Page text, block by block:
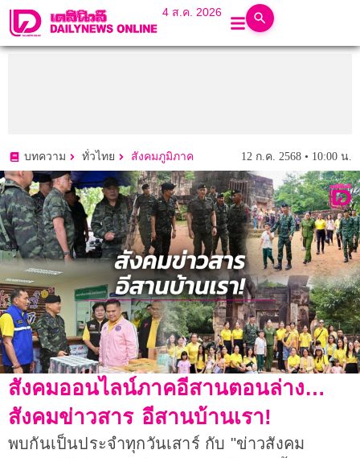
4 ส.ค. 2026
บทความ ทั่วไทย สังคมภูมิภาค 12 ก.ค. 2568 • 10:00 น.
สังคมออนไลน์ภาคอีสานตอนล่าง…
สังคมข่าวสาร อีสานบ้านเรา!
พบกันเป็นประจำทุกวันเสาร์ กับ "ข่าวสังคม